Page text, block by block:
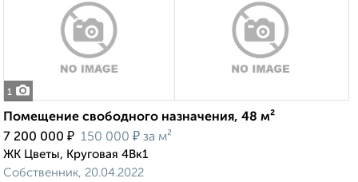
1
Помещение свободного назначения, 48 м²
7 200 000 ₽ 150 000 ₽ за м²
ЖК Цветы, Круговая 4Вк1
Собственник, 20.04.2022